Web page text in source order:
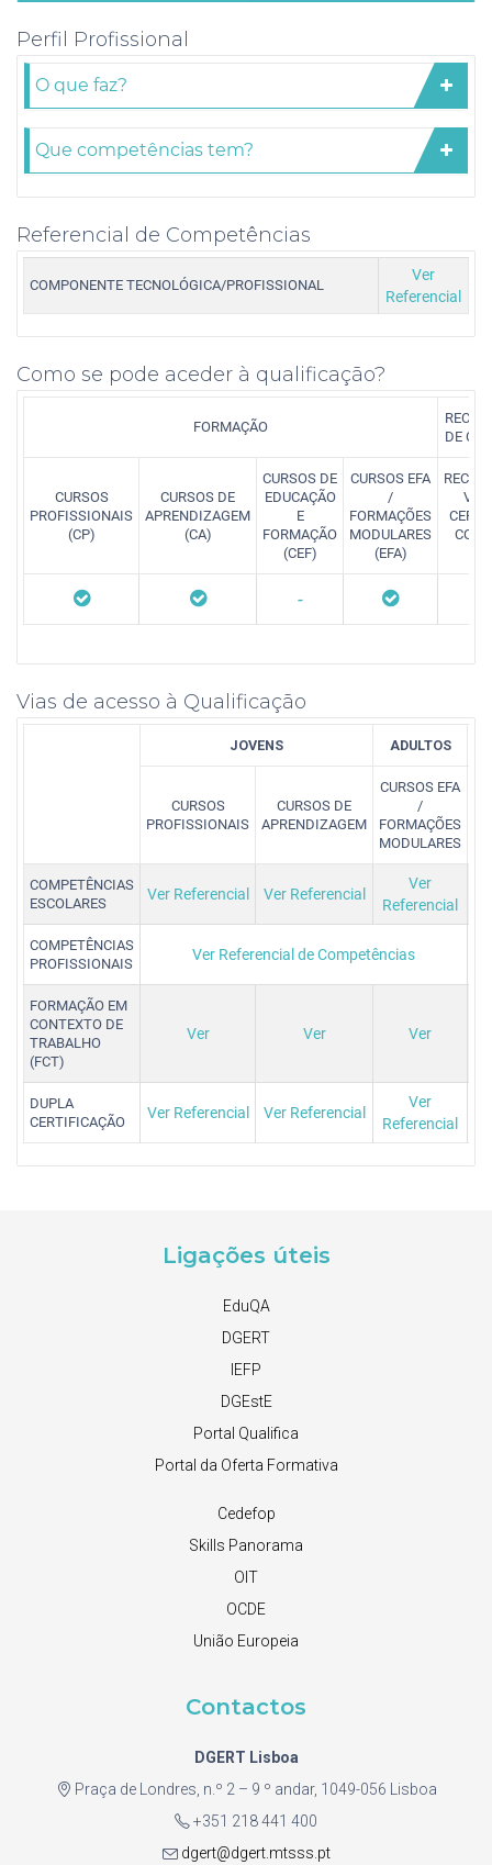
Perfil Profissional
O que faz?
Que competências tem?
Referencial de Competências
COMPONENTE TECNOLÓGICA/PROFISSIONAL
Ver
Referencial
Como se pode aceder à qualificação?
FORMAÇÃO
DE
CURSOS
PROFISSIONAIS
(CP)
CURSOS DE
APRENDIZAGEM
(CA)
CURSOS DE
EDUCAÇÃO
E
FORMAÇÃO
(CEF)
CURSOS EFA
/
FORMAÇÕES
MODULARES
(EFA)
-
Vias de acesso à Qualificação
JOVENS ADULTOS
CURSOS
PROFISSIONAIS
CURSOS DE
APRENDIZAGEM
CURSOS EFA
/
FORMAÇÕES
MODULARES
COMPETÊNCIAS
ESCOLARES
Ver Referencial Ver Referencial
Ver
Referencial
COMPETÊNCIAS
PROFISSIONAIS
Ver Referencial de Competências
FORMAÇÃO EM
CONTEXTO DE
TRABALHO
(FCT)
Ver Ver Ver
DUPLA
CERTIFICAÇÃO
Ver Referencial Ver Referencial
Ver
Referencial
Ligações úteis
EduQA
DGERT
IEFP
DGEstE
Portal Qualifica
Portal da Oferta Formativa
Cedefop
Skills Panorama
OIT
OCDE
União Europeia
Contactos
DGERT Lisboa
Praça de Londres, n.º 2 – 9 º andar, 1049-056 Lisboa
+351 218 441 400
dgert@dgert.mtsss.pt